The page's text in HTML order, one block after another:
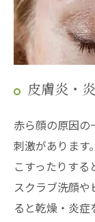
皮膚炎・
赤ら顔の原因
刺激があります
こすったりす
スクラブ洗顔
ると乾燥・炎